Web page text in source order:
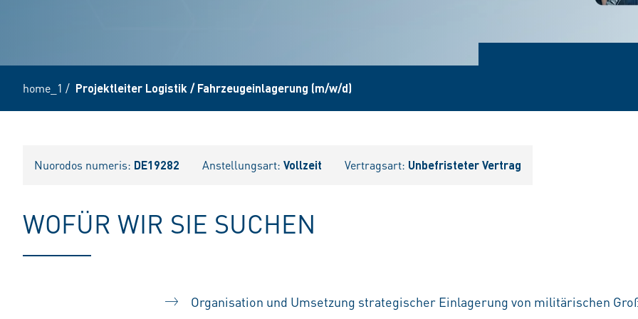
home_1 / Projektleiter Logistik / Fahrzeugeinlagerung (m/w/d)
Nuorodos numeris: DE19282 Anstellungsart: Vollzeit Vertragsart: Unbefristeter Vertrag
WOFÜR WIR SIE SUCHEN
Organisation und Umsetzung strategischer Einlagerung von militärischen